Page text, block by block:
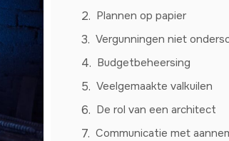
Plannen op papier
Vergunningen niet
Budgetbeheersing
Veelgemaakte valkuilen
De rol van een architect
Communicatie met